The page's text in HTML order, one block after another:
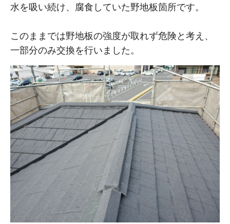
水を吸い続け、腐食していた野地板箇所です。
このままでは野地板の強度が取れず危険と考え、
一部分のみ交換を行いました。